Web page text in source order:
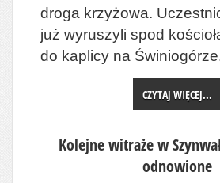
droga krzyżowa.
już wyruszyli spod
do kaplicy na
CZYTAJ WIĘCEJ...
Kolejne witraże w
odnowione